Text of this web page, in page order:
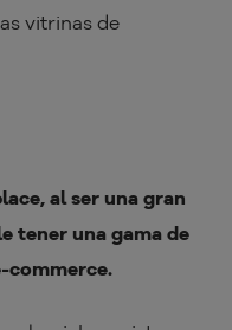
vitrinas de
al ser una gran
tener una gama de
commerce.